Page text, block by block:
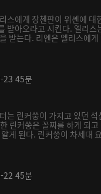
스에게 장첸판이 위셴에 대
받아오라고 시킨다. 엘리스
받는다. 리옌은 엘리스에게
23 45분
는 린커쑹이 가지고 있던
린커쑹은 꼴찌를 하게 되
게 된다. 린커쑹이 차세대
22 45분